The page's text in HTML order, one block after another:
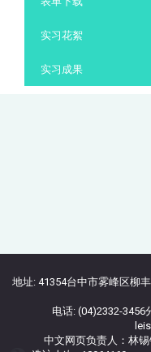
实习花絮
实习成果
地址: 41354台中市雾峰区柳
电话: (04)2332-3456
中文网页负责人：林